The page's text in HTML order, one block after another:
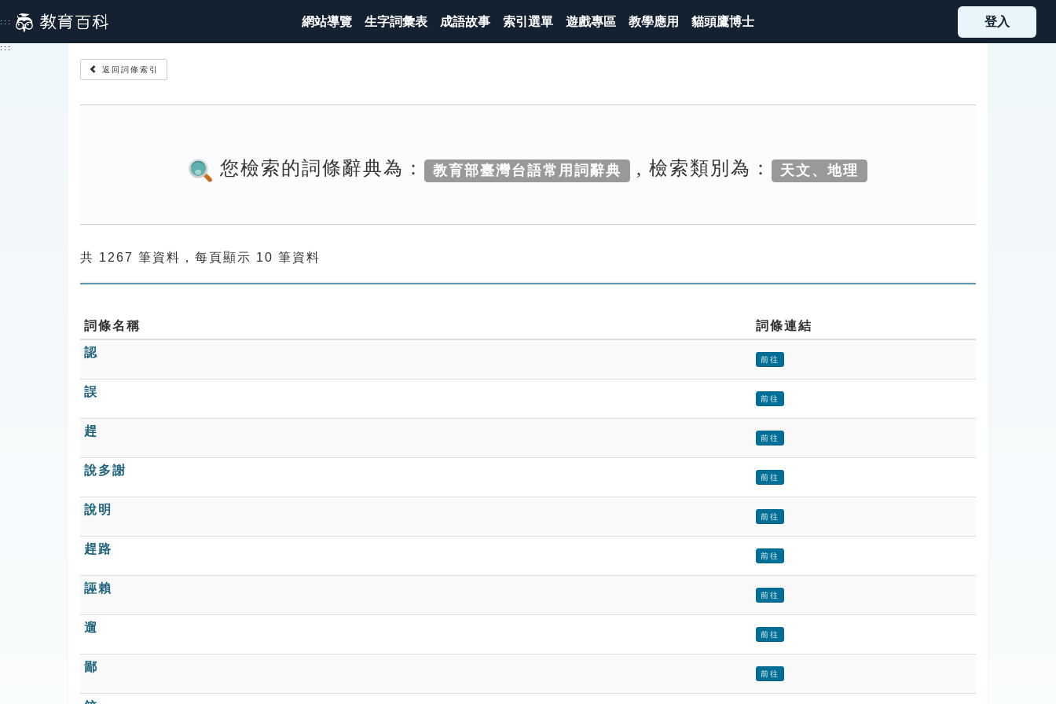
到
主
::: 網站導覽 生字詞彙表 成語故事 索引選單 遊戲專區 教學應用 貓頭鷹博士 登入
:::
返回詞條索引
您檢索的詞條辭典為： 教育部臺灣台語常用詞辭典 , 檢索類別為： 天文、地理
共 1267 筆資料，每頁顯示 10 筆資料
詞條名稱
詞條連結
認
前往
誤
前往
趕
前往
說多謝
前往
說明
前往
趕路
前往
誣賴
前往
遛
前往
鄙
前往